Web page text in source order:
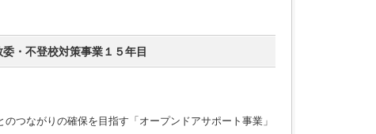
・不登校対策事業１５年目
つながりの確保を目指す「オープンドアサポート事業」